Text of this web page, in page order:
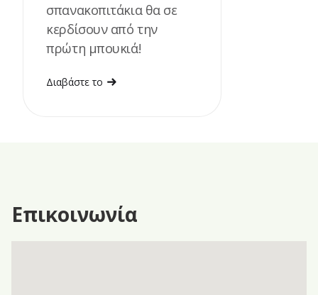
σπανακοπιτάκια θα σε
κερδίσουν από την
πρώτη μπουκιά!
Διαβάστε το
Επικοινωνία